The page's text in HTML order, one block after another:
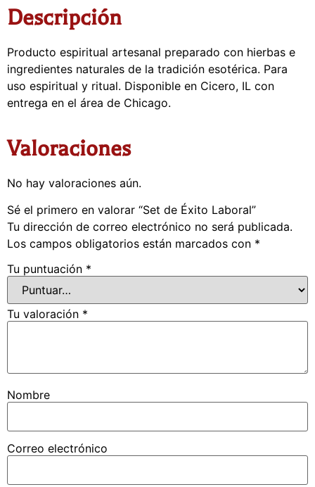
Descripción
Producto espiritual artesanal preparado con hierbas e
ingredientes naturales de la tradición esotérica. Para
uso espiritual y ritual. Disponible en Cicero, IL con
entrega en el área de Chicago.
Valoraciones
No hay valoraciones aún.
Sé el primero en valorar “Set de Éxito Laboral”
Tu dirección de correo electrónico no será publicada.
Los campos obligatorios están marcados con *
Tu puntuación *
Tu valoración *
Nombre
Correo electrónico